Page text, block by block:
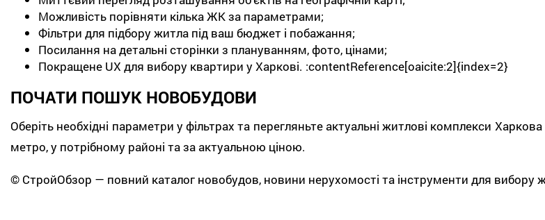
Можливість порівняти кілька ЖК за параметрами;
Фільтри для підбору житла під ваш бюджет і побажання;
Посилання на детальні сторінки з плануванням, фото, цінами;
Покращене UX для вибору квартири у Харкові. :contentReference[oaicite:2]{index=2}
ПОЧАТИ ПОШУК НОВОБУДОВИ
Оберіть необхідні параметри у фільтрах та перегляньте актуальні житлові комплекси
метро, у потрібному районі та за актуальною ціною.
© СтройОбзор — повний каталог новобудов, новини нерухомості та інструменти для вибору